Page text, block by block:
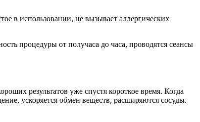
в использовании, не вызывает аллергических
процедуры от получаса до часа, проводятся сеансы
результатов уже спустя короткое время. Когда
ускоряется обмен веществ, расширяются сосуды.